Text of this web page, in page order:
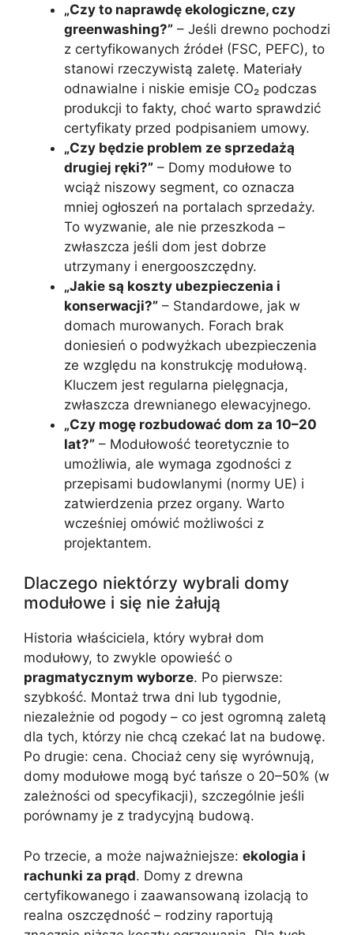
„Czy to naprawdę ekologiczne, czy
greenwashing?” – Jeśli drewno pochodzi
z certyfikowanych źródeł (FSC, PEFC), to
stanowi rzeczywistą zaletę. Materiały
odnawialne i niskie emisje CO₂ podczas
produkcji to fakty, choć warto sprawdzić
certyfikaty przed podpisaniem umowy.
„Czy będzie problem ze sprzedażą
drugiej ręki?” – Domy modułowe to
wciąż niszowy segment, co oznacza
mniej ogłoszeń na portalach sprzedaży.
To wyzwanie, ale nie przeszkoda –
zwłaszcza jeśli dom jest dobrze
utrzymany i energooszczędny.
„Jakie są koszty ubezpieczenia i
konserwacji?” – Standardowe, jak w
domach murowanych. Forach brak
doniesień o podwyżkach ubezpieczenia
ze względu na konstrukcję modułową.
Kluczem jest regularna pielęgnacja,
zwłaszcza drewnianego elewacyjnego.
„Czy mogę rozbudować dom za 10–20
lat?” – Modułowość teoretycznie to
umożliwia, ale wymaga zgodności z
przepisami budowlanymi (normy UE) i
zatwierdzenia przez organy. Warto
wcześniej omówić możliwości z
projektantem.
Dlaczego niektórzy wybrali domy
modułowe i się nie żałują
Historia właściciela, który wybrał dom
modułowy, to zwykle opowieść o
pragmatycznym wyborze. Po pierwsze:
szybkość. Montaż trwa dni lub tygodnie,
niezależnie od pogody – co jest ogromną zaletą
dla tych, którzy nie chcą czekać lat na budowę.
Po drugie: cena. Chociaż ceny się wyrównują,
domy modułowe mogą być tańsze o 20–50% (w
zależności od specyfikacji), szczególnie jeśli
porównamy je z tradycyjną budową.
Po trzecie, a może najważniejsze: ekologia i
rachunki za prąd. Domy z drewna
certyfikowanego i zaawansowaną izolacją to
realna oszczędność – rodziny raportują